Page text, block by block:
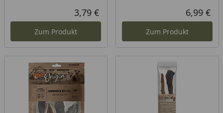
Aktueller Preis
3,79 €
Zum Produkt
6,99 €
Zum Produkt